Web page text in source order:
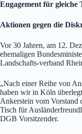
Engagement für
Aktionen gegen die
Vor 30 Jahren, am 12.
ehemaligen
Landschafts-verband
„Nach einer Reihe von
haben wir in Köln
Ankerstein vom Vorstand
Tisch für
DGB Vorsitzender.